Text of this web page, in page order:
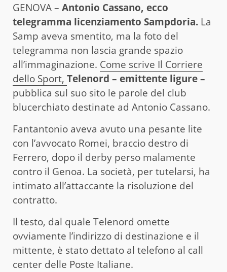
GENOVA – Antonio Cassano, ecco
telegramma licenziamento Sampdoria. La
Samp aveva smentito, ma la foto del
telegramma non lascia grande spazio
all’immaginazione. Come scrive Il Corriere
dello Sport, Telenord – emittente ligure –
pubblica sul suo sito le parole del club
blucerchiato destinate ad Antonio Cassano.
Fantantonio aveva avuto una pesante lite
con l’avvocato Romei, braccio destro di
Ferrero, dopo il derby perso malamente
contro il Genoa. La società, per tutelarsi, ha
intimato all’attaccante la risoluzione del
contratto.
Il testo, dal quale Telenord omette
ovviamente l’indirizzo di destinazione e il
mittente, è stato dettato al telefono al call
center delle Poste Italiane.